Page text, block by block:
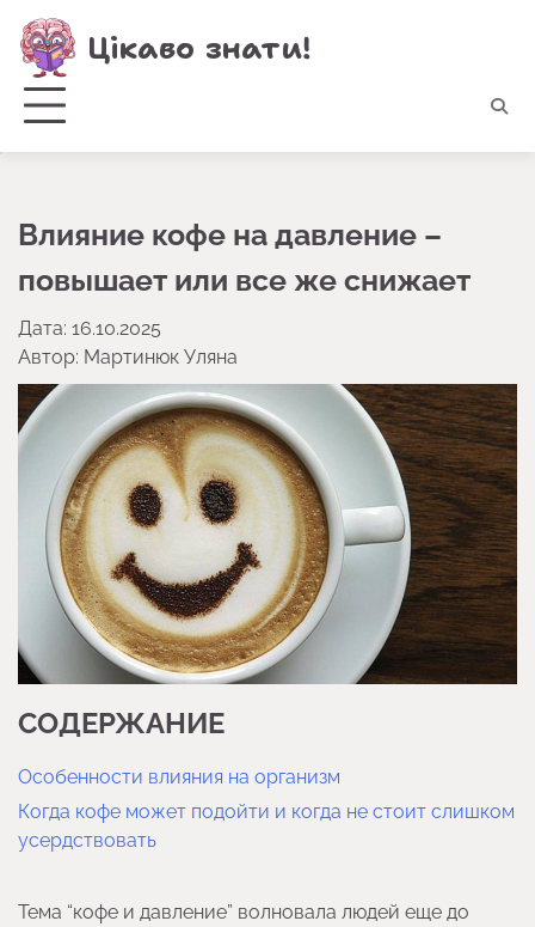
Перейти
до
вмісту
Цікаво знати!
Влияние кофе на давление –
повышает или все же снижает
Дата: 16.10.2025
Автор: Мартинюк Уляна
СОДЕРЖАНИЕ
Особенности влияния на организм
Когда кофе может подойти и когда не стоит слишком
усердствовать
Тема “кофе и давление” волновала людей еще до